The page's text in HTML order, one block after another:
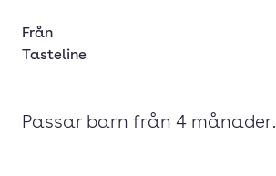
Från
Tasteline
Passar barn från 4 månader.